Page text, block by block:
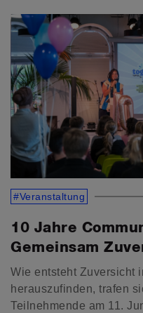
#Veranstaltung
10 Jahre
Gemeinsam
Wie entsteht Zuversicht
herauszufinden, trafen
Teilnehmende am 11.